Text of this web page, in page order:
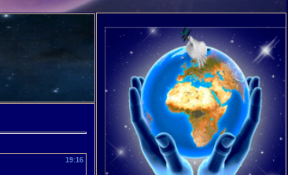
19:16